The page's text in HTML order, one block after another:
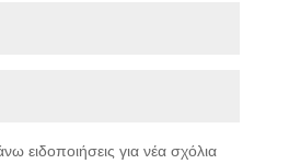
ειδοποιήσεις για νέα σχόλια